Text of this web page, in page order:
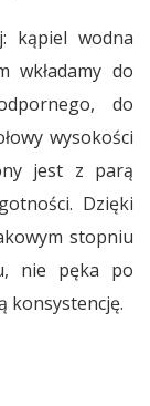
kąpiel wodna
do
do
wysokości
jest z parą
Dzięki
stopniu
nie pęka po
konsystencję.